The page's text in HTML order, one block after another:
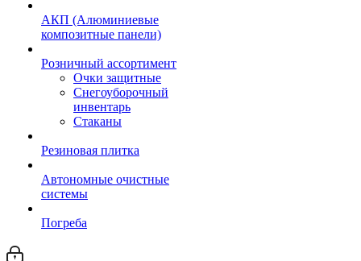
АКП (Алюминиевые
композитные панели)
Розничный ассортимент
Очки защитные
Снегоуборочный
инвентарь
Стаканы
Резиновая плитка
Автономные очистные
системы
Погреба